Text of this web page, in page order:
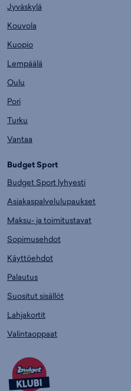
Jyväskylä
Kouvola
Kuopio
Lempäälä
Oulu
Pori
Turku
Vantaa
Budget Sport
Budget Sport lyhyesti
Asiakaspalvelulupaukset
Maksu- ja toimitustavat
Sopimusehdot
Käyttöehdot
Palautus
Suositut sisällöt
Lahjakortit
Valintaoppaat